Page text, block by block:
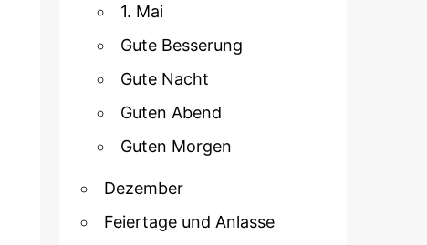
1. Mai
Gute Besserung
Gute Nacht
Guten Abend
Guten Morgen
Dezember
Feiertage und Anlasse